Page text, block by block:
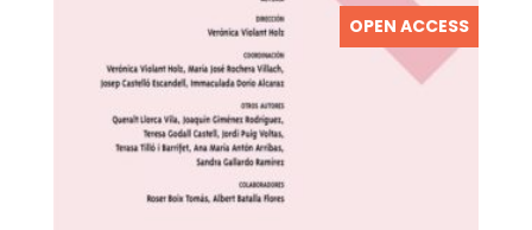
OPEN ACCESS